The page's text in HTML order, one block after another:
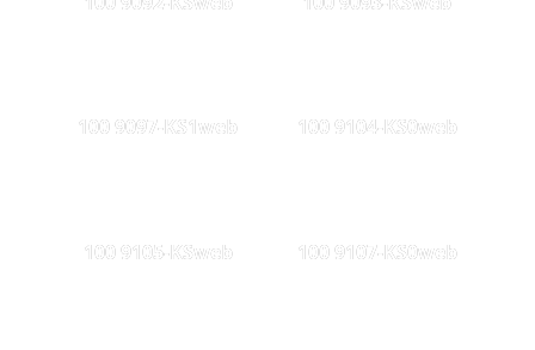
100 9097-KS1web 100 9104-KS0web
100 9105-KSweb 100 9107-KS0web